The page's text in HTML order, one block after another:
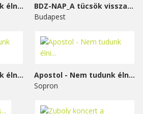
Apostol - Nem tudunk élni...
BDZ-NAP_A tücsök visszavág
Budapest
Apostol - Nem tudunk élni...
Apostol - Nem tudunk élni...
Sopron